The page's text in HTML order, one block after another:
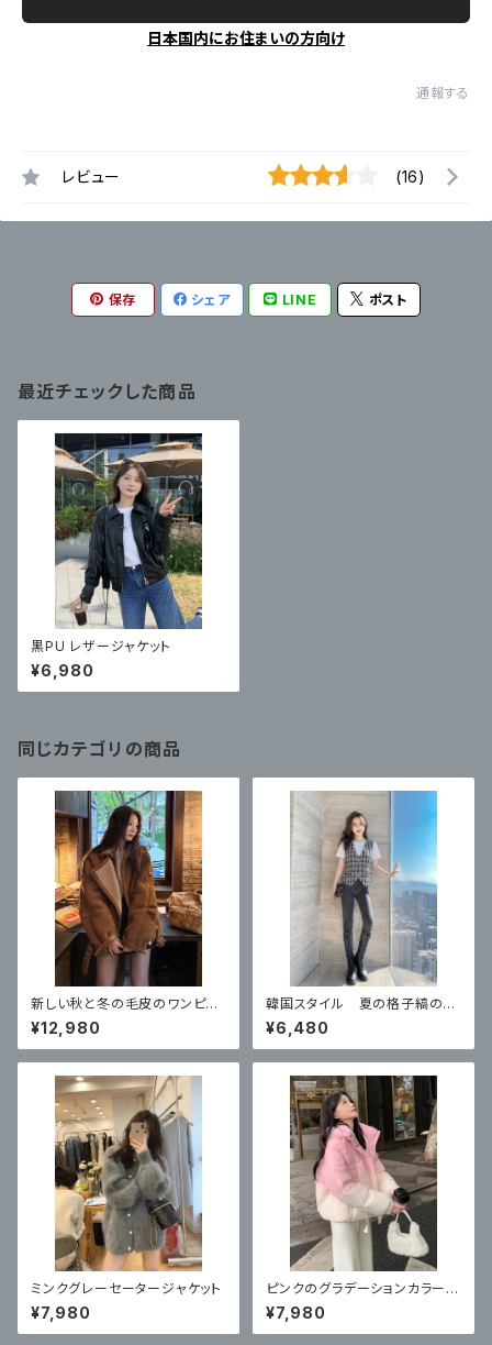
日本国内にお住まいの方向け
通報する
レビュー (16)
保存 シェア LINE ポスト
最近チェックした商品
黒PU レザージャケット
¥6,980
同じカテゴリの商品
新しい秋と冬の毛皮のワンピー
スプラスベルベット オートバイ
ジャケット ラムウール
¥12,980
韓国スタイル 夏の格子縞のベ
スト 2026 新しいスタイル
¥6,480
ミンクグレーセータージャケット
¥7,980
ピンクのグラデーションカラーの
ダウンジャケット リトルマンの
ジャケット ルースドーパミン
¥7,980